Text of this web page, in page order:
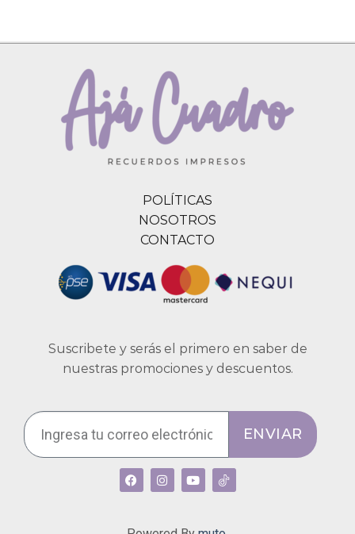
POLÍTICAS
NOSOTROS
CONTACTO
Suscribete y serás el primero en saber de
nuestras promociones y descuentos.
ENVIAR